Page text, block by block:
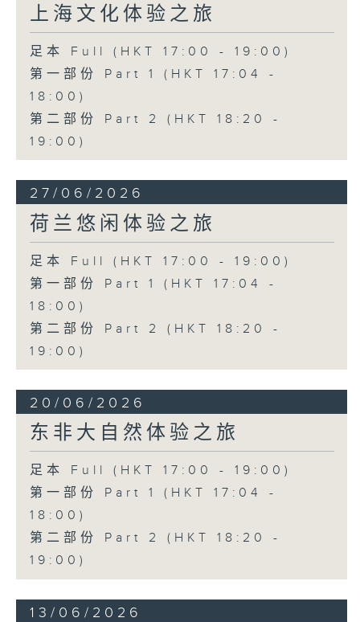
上海文化体验之旅
足本 Full (HKT 17:00 - 19:00)
第一部份 Part 1 (HKT 17:04 -
18:00)
第二部份 Part 2 (HKT 18:20 -
19:00)
27/06/2026
荷兰悠闲体验之旅
足本 Full (HKT 17:00 - 19:00)
第一部份 Part 1 (HKT 17:04 -
18:00)
第二部份 Part 2 (HKT 18:20 -
19:00)
20/06/2026
东非大自然体验之旅
足本 Full (HKT 17:00 - 19:00)
第一部份 Part 1 (HKT 17:04 -
18:00)
第二部份 Part 2 (HKT 18:20 -
19:00)
13/06/2026